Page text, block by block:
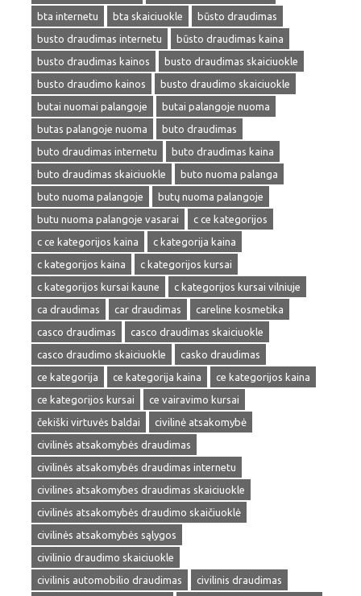
bta internetu
bta skaiciuokle
būsto draudimas
busto draudimas internetu
būsto draudimas kaina
busto draudimas kainos
busto draudimas skaiciuokle
busto draudimo kainos
busto draudimo skaiciuokle
butai nuomai palangoje
butai palangoje nuoma
butas palangoje nuoma
buto draudimas
buto draudimas internetu
buto draudimas kaina
buto draudimas skaiciuokle
buto nuoma palanga
buto nuoma palangoje
butų nuoma palangoje
butu nuoma palangoje vasarai
c ce kategorijos
c ce kategorijos kaina
c kategorija kaina
c kategorijos kaina
c kategorijos kursai
c kategorijos kursai kaune
c kategorijos kursai vilniuje
ca draudimas
car draudimas
careline kosmetika
casco draudimas
casco draudimas skaiciuokle
casco draudimo skaiciuokle
casko draudimas
ce kategorija
ce kategorija kaina
ce kategorijos kaina
ce kategorijos kursai
ce vairavimo kursai
čekiški virtuvės baldai
civilinė atsakomybė
civilinės atsakomybės draudimas
civilinės atsakomybės draudimas internetu
civilines atsakomybes draudimas skaiciuokle
civilinės atsakomybės draudimo skaičiuoklė
civilinės atsakomybės sąlygos
civilinio draudimo skaiciuokle
civilinis automobilio draudimas
civilinis draudimas